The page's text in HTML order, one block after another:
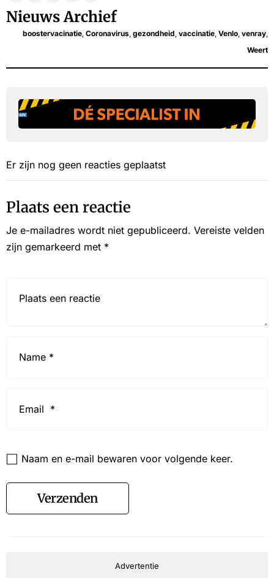
Nieuws Archief
boostervacinatie, Coronavirus, gezondheid, vaccinatie, Venlo, venray,
Weert
Er zijn nog geen reacties geplaatst
Plaats een reactie
Je e-mailadres wordt niet gepubliceerd. Vereiste velden
zijn gemarkeerd met *
Naam en e-mail bewaren voor volgende keer.
Verzenden
Advertentie